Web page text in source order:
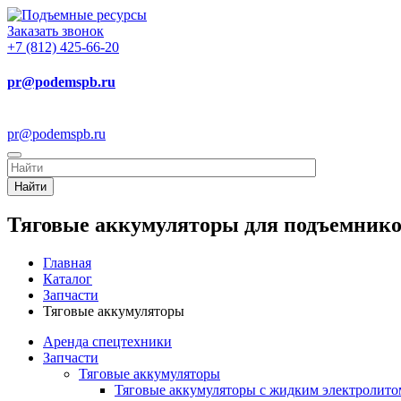
Заказать звонок
+7 (812) 425-66-20
pr@podemspb.ru
pr@podemspb.ru
Найти
Тяговые аккумуляторы для
Главная
Каталог
Запчасти
Тяговые аккумуляторы
Аренда спецтехники
Запчасти
Тяговые аккумуляторы
Тяговые аккумуляторы с жидким